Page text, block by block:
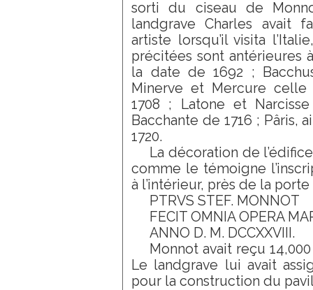
sorti du ciseau de
landgrave Charles avait
artiste lorsqu’il visita
précitées sont antérieures
la date de 1692 ;
Minerve et Mercure
1708 ; Latone et
Bacchante de 1716 ; Pâris,
1720.
La décoration de
comme le témoigne
à l’intérieur, près de la porte
PTRVS STEF. MONNOT
FECIT OMNIA OPERA
ANNO D. M. DCCXXVIII.
Monnot avait reçu
Le landgrave lui avait
pour la construction du